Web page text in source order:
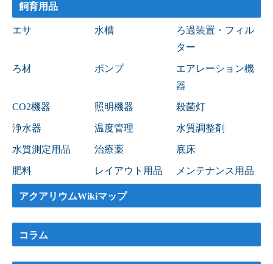
飼育用品
エサ 水槽
ろ過装置・フィル
ター
ろ材 ポンプ
エアレーション機
器
CO2機器 照明機器 殺菌灯
浄水器 温度管理 水質調整剤
水質測定用品 治療薬 底床
肥料 レイアウト用品 メンテナンス用品
アクアリウムWikiマップ
コラム